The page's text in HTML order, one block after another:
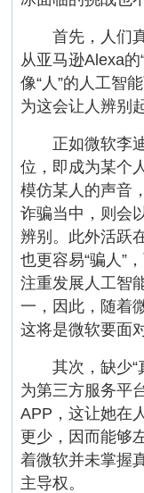
首先，人们真
从亚马逊Alexa
像“人”的人工智
为这会让人辨别
正如微软李迪
位，即成为某个
模仿某人的声音
诈骗当中，则会
辨别。此外活跃
也更容易“骗人”
注重发展人工智
一，因此，随着
这将是微软要面
其次，缺少“真
为第三方服务平
APP，这让她在
更少，因而能够
着微软并未掌握
主导权。